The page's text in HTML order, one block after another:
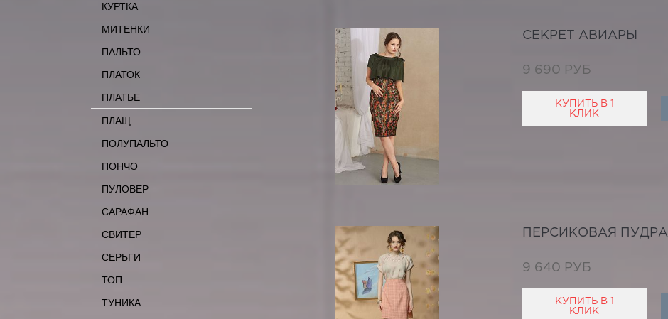
КУРТКА
МИТЕНКИ
ПАЛЬТО
ПЛАТОК
ПЛАТЬЕ
ПЛАЩ
ПОЛУПАЛЬТО
ПОНЧО
ПУЛОВЕР
САРАФАН
СВИТЕР
СЕРЬГИ
ТОП
ТУНИКА
СЕКРЕТ АВИАРЫ
9 690 РУБ
КУПИТЬ В 1
КЛИК
ПЕРСИКОВАЯ ПУДРА
9 640 РУБ
КУПИТЬ В 1
КЛИК